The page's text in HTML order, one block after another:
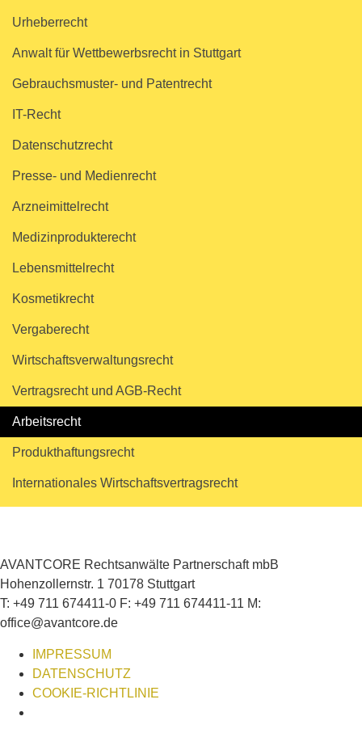
Urheberrecht
Anwalt für Wettbewerbsrecht in Stuttgart
Gebrauchsmuster- und Patentrecht
IT-Recht
Datenschutzrecht
Presse- und Medienrecht
Arzneimittelrecht
Medizinprodukterecht
Lebensmittelrecht
Kosmetikrecht
Vergaberecht
Wirtschaftsverwaltungsrecht
Vertragsrecht und AGB-Recht
Arbeitsrecht
Produkthaftungsrecht
Internationales Wirtschaftsvertragsrecht
AVANTCORE Rechtsanwälte Partnerschaft mbB
Hohenzollernstr. 1 70178 Stuttgart
T: +49 711 674411-0 F: +49 711 674411-11 M:
office@avantcore.de
IMPRESSUM
DATENSCHUTZ
COOKIE-RICHTLINIE